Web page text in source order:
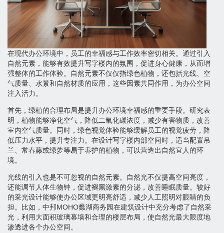
在现代办公环境中，员工的幸福感与工作效率密切相关。通过引入
自然元素，能够有效提升写字楼内的氛围，促进身心健康，从而增
强整体的工作体验。自然元素不仅仅指绿色植物，还包括光线、空
气质量、水景和自然材质的应用，这些因素共同作用，为办公空间
注入活力。
首先，绿植的合理布局是提升办公环境幸福感的重要手段。研究表
明，植物能够净化空气，降低二氧化碳浓度，减少有害物质，改善
室内空气质量。同时，绿色视觉体验能够缓解员工的视觉疲劳，降
低压力水平，提升专注力。在设计写字楼内部空间时，适当配置吊
兰、常春藤或绿萝等易于养护的植物，可以营造出自然宜人的环
境。
光线的引入也是不可忽视的自然元素。自然光不仅提高空间亮度，
还能调节人体生物钟，促进褪黑激素的分泌，改善睡眠质量。较好
的采光设计能够使办公区域更明亮舒适，减少人工照明对眼睛的负
担。比如，中邦MOHO蠡湖商务园在建筑设计中充分考虑了自然采
光，利用大面积玻璃幕墙和合理的楼层布局，使自然光最大限度地
渗透进各个办公空间。